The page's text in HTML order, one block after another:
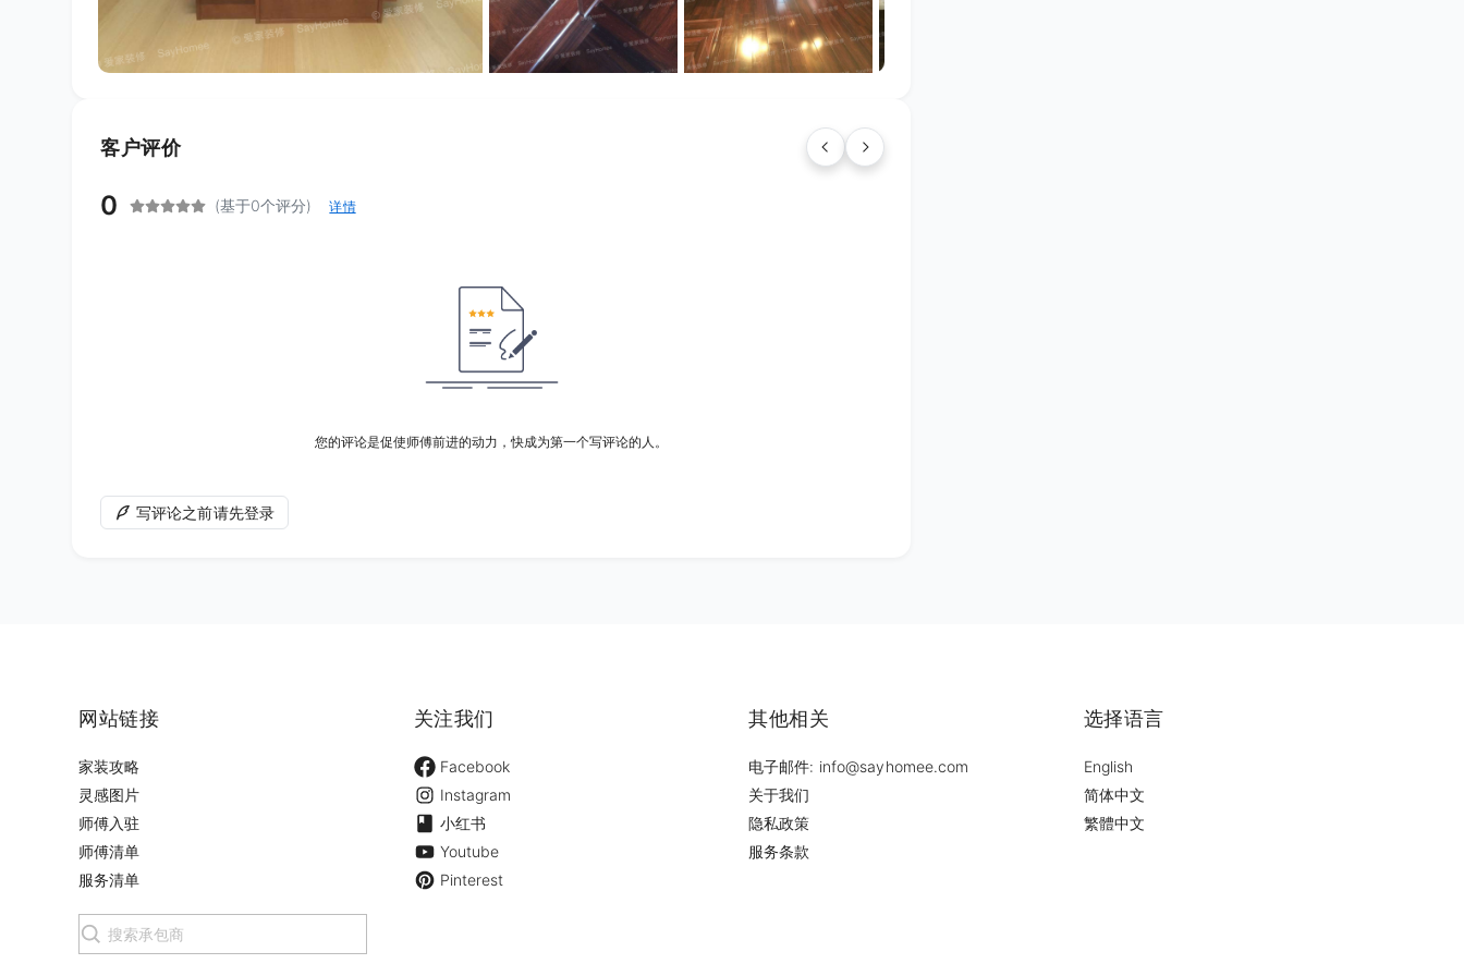
客户评价
0 (基于0个评分) 详情
您的评论是促使师傅前进的动力，快成为第一个写评论的人。
写评论之前请先登录
网站链接
家装攻略
灵感图片
师傅入驻
师傅清单
服务清单
关注我们
Facebook
Instagram
小红书
Youtube
Pinterest
其他相关
电子邮件: info@sayhomee.com
关于我们
隐私政策
服务条款
选择语言
English
简体中文
繁體中文